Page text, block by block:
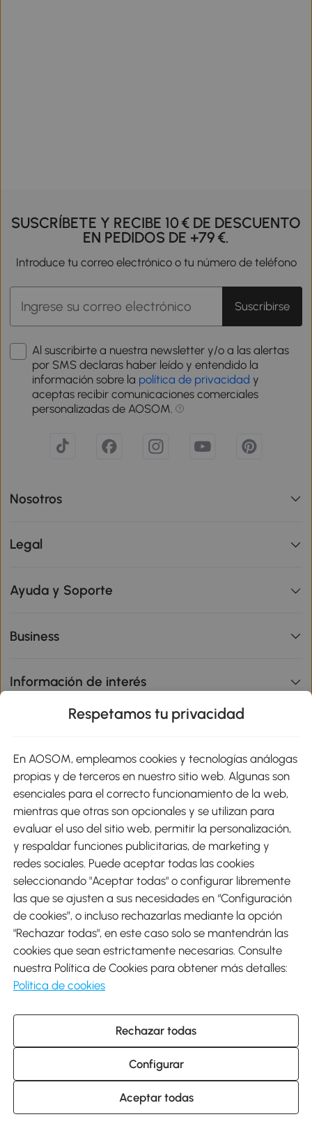
SUSCRÍBETE Y RECIBE 10 € DE DESCUENTO
EN PEDIDOS DE +79 €.
Introduce tu correo electrónico o tu número de teléfono
Suscribirse
Al suscribirte a nuestra newsletter y/o a las alertas
por SMS declaras haber leído y entendido la
información sobre la política de privacidad y
aceptas recibir comunicaciones comerciales
personalizadas de AOSOM.
Nosotros
Legal
Ayuda y Soporte
Business
Información de interés
Métodos de Pago
Envíos
Descargar Aosom App
Google Play
931 29 45 12 (L-V de 8:30 a 17:30h)
atencioncliente@aosom.es
C/ Roc Gros, nº 15. 08550 Els Hostalets de Balenyà (Barcelona),
España
© 2014-2026 SPANISH AOSOM, S.L (NIF: B66295775) Todos los
Respetamos tu privacidad
En AOSOM, empleamos cookies y tecnologías análogas
propias y de terceros en nuestro sitio web. Algunas son
esenciales para el correcto funcionamiento de la web,
mientras que otras son opcionales y se utilizan para
evaluar el uso del sitio web, permitir la personalización,
y respaldar funciones publicitarias, de marketing y
redes sociales. Puede aceptar todas las cookies
seleccionando "Aceptar todas" o configurar libremente
las que se ajusten a sus necesidades en “Configuración
de cookies”, o incluso rechazarlas mediante la opción
"Rechazar todas", en este caso solo se mantendrán las
cookies que sean estrictamente necesarias. Consulte
nuestra Política de Cookies para obtener más detalles:
Política de cookies
Rechazar todas
Configurar
Aceptar todas